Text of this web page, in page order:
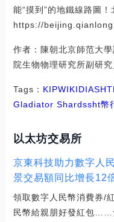
能“摸到”的地鐵線路圖
https://
作者：陳朝北京師范大
院生物物理研究所副研究
Tags： KIPWIKIDIASHT
Gladiator Shardssht幣
以太坊交易所
京東科技助力數字人
景交易額同比增長12
領取數字人民幣消費券/
民幣給親朋好發紅包……